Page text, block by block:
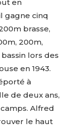
en
gagne cinq
brasse,
200m,
lors des
en 1943.
à
de deux ans,
Alfred
le haut